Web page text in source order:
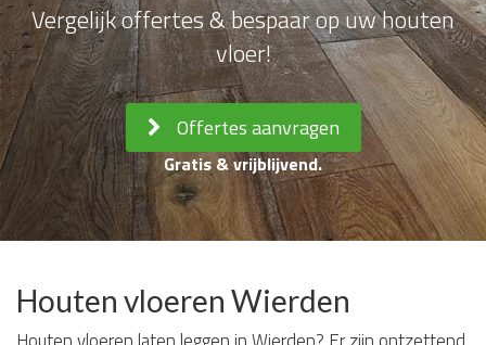
Vergelijk offertes & bespaar op uw houten
vloer!
Offertes aanvragen
Gratis & vrijblijvend.
Houten vloeren Wierden